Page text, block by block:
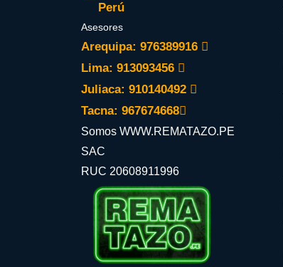
Perú
Asesores
Arequipa: 976389916
Lima: 913093456
Juliaca: 910140492
Tacna: 967674668
Somos WWW.REMATAZO.PE
SAC
RUC 20608911996